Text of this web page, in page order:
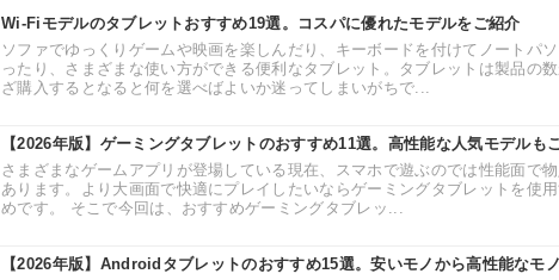
Wi-Fiモデルのタブレットおすすめ19選。コスパに優れたモデルをご紹介
ソファでゆっくりゲームや映画を楽しんだり、キーボードを付けてノートパ
ったり、さまざまな使い方ができる便利なタブレット。タブレットは製品の
ざ購入するとなると何を選べばよいか迷ってしまいがちで...
【2026年版】ゲーミングタブレットのおすすめ11選。高性能な人気モデルも
さまざまなゲームアプリが登場している現在、スマホで遊ぶのでは性能面で
あります。より大画面で快適にプレイしたいならゲーミングタブレットを使
めです。 そこで今回は、おすすめゲーミングタブレッ...
【2026年版】Androidタブレットのおすすめ15選。安いモノから高性能なモ